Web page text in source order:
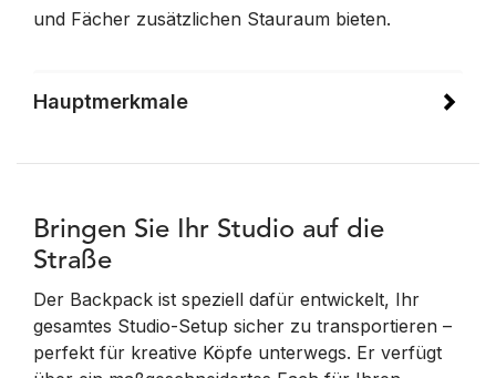
und Fächer zusätzlichen Stauraum bieten.
Hauptmerkmale
Bringen Sie Ihr Studio auf die
Straße
Der Backpack ist speziell dafür entwickelt, Ihr
gesamtes Studio-Setup sicher zu transportieren –
perfekt für kreative Köpfe unterwegs. Er verfügt